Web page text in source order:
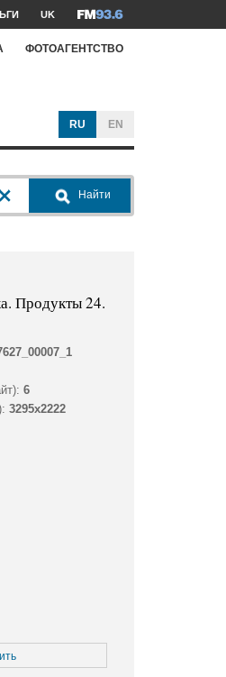
UK
ФОТОАГЕНТСТВО
RU EN
Найти
Продукты 24.
6
3295x2222